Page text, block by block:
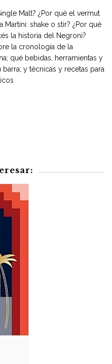
Malt? ¿Por qué el vermut
shake o stir? ¿Por qué
la historia del Negroni?
la cronología de la
qué bebidas, herramientas y
y técnicas y recetas para